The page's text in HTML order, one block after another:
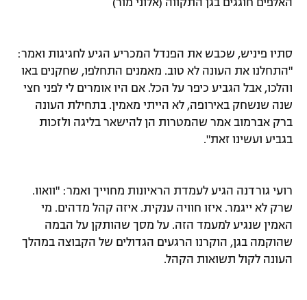
האלפים חוגגים בגן התקווה (אלוני מור)
סתיו פיניש, שכבש את הפנדל המכריע הגיע לחגיגות ואמר:
"התחלנו את העונה לא טוב. מאמנים התחלפו, שחקנים באו
והלכו, אבל הגביע כיפר על הכל. אם היו אומרים לי לפני חצי
שנה שנשחק באירופה, לא הייתי מאמין. בתחילת העונה
ברק אברמוב אמר שהמטרות הן להישאר בליגה ולזכות
בגביע ועשינו זאת".
רועי גורדנה הגיע לעמדת הראיונות מחוייך ואמר: "וואוו.
שרק לא ייגמר. איזו חוויה ענקית. איזה קהל מדהים. מי
האמין שנגיע למעמד הזה. על מסך שהותקן על הבמה
שהוקמה בגן, הוקרנו הרגעים הגדולים של הקבוצה במהלך
העונה לקול תשואות הקהל.